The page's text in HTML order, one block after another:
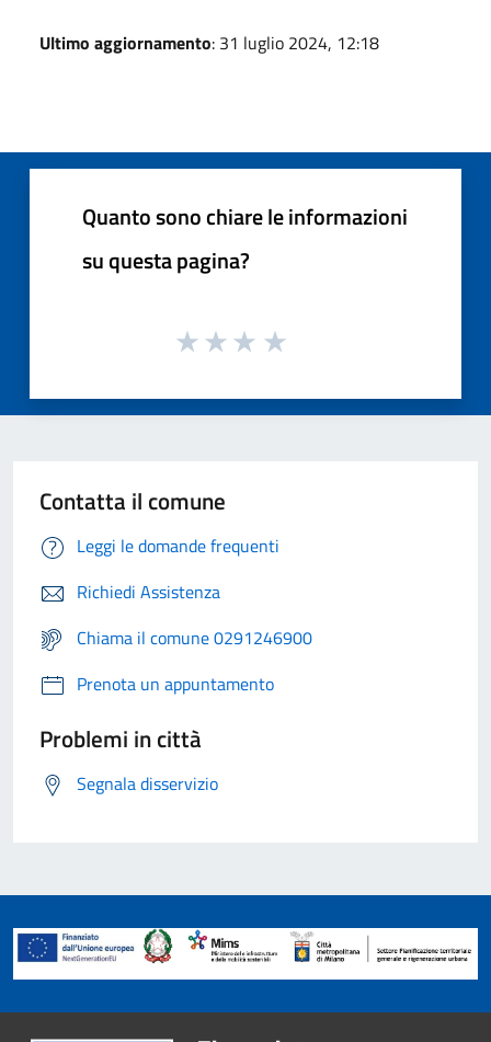
Ultimo aggiornamento: 31 luglio 2024, 12:18
Quanto sono chiare le informazioni
su questa pagina?
Contatta il comune
Leggi le domande frequenti
Richiedi Assistenza
Chiama il comune 0291246900
Prenota un appuntamento
Problemi in città
Segnala disservizio